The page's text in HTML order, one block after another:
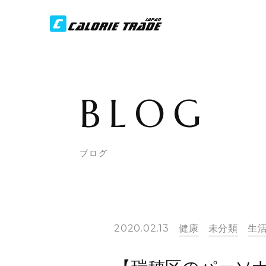
BLOG
ブログ
2020.02.13 健康 未分類 生